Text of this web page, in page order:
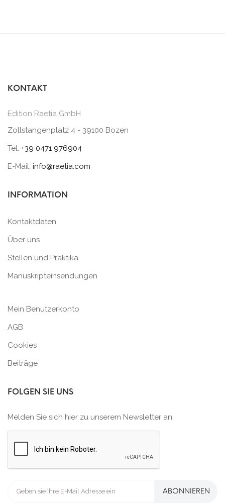
KONTAKT
Edition Raetia GmbH
Zollstangenplatz 4 - 39100 Bozen
Tel: +39 0471 976904
E-Mail: info@raetia.com
INFORMATION
Kontaktdaten
Über uns
Stellen und Praktika
Manuskripteinsendungen
Mein Benutzerkonto
AGB
Cookies
Beiträge
FOLGEN SIE UNS
Melden Sie sich hier zu unserem Newsletter an:
ABONNIEREN